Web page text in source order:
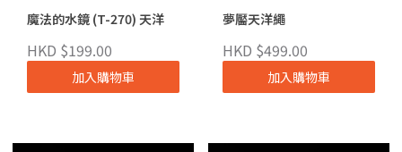
魔法的水鏡 (T-270) 天洋
HKD $199.00
加入購物車
夢靨天洋繩
HKD $499.00
加入購物車